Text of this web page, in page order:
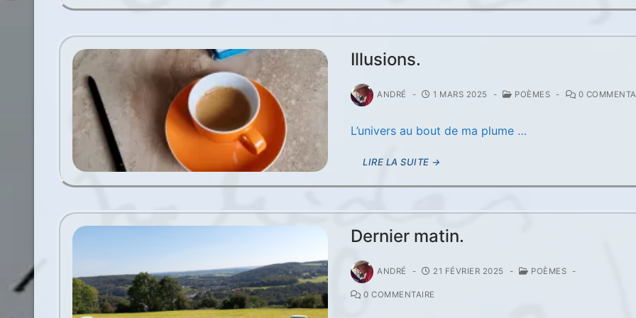
Illusions.
ANDRÉ - 1 MARS 2025 - POÈMES - 0
L’univers au bout de ma plume …
LIRE LA SUITE →
Dernier matin.
ANDRÉ - 21 FÉVRIER 2025 - POÈMES -
0 COMMENTAIRE